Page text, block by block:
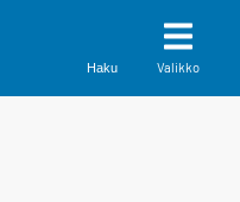
Haku Valikko